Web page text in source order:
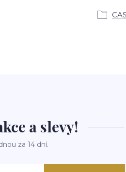
a slevy!
za 14 dní.